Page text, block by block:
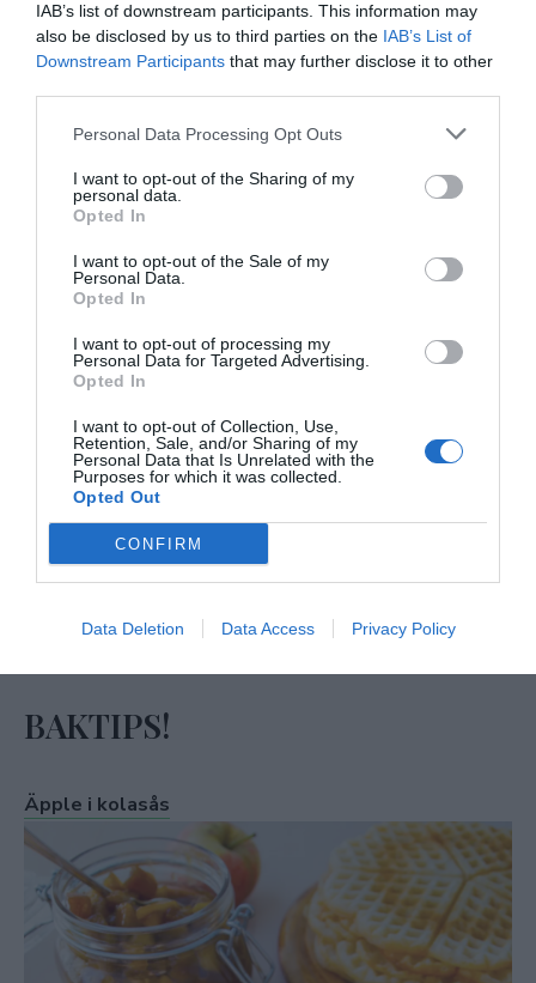
IAB’s list of downstream participants. This information may
also be disclosed by us to third parties on the IAB’s List of
Downstream Participants that may further disclose it to other
Personal Data Processing Opt Outs
I want to opt-out of the Sharing of my
personal data.
Opted In
I want to opt-out of the Sale of my
Personal Data.
Opted In
I want to opt-out of processing my
Personal Data for Targeted Advertising.
Opted In
I want to opt-out of Collection, Use,
Retention, Sale, and/or Sharing of my
Personal Data that Is Unrelated with the
Purposes for which it was collected.
Opted Out
CONFIRM
Data Deletion Data Access Privacy Policy
BAKTIPS!
Äpple i kolasås